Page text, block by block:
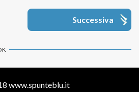
Successiva
www.spunteblu.it